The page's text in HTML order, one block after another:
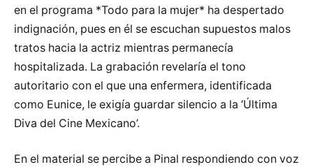
en el programa *Todo para la mujer* ha despertado
indignación, pues en él se escuchan supuestos malos
tratos hacia la actriz mientras permanecía
hospitalizada. La grabación revelaría el tono
autoritario con el que una enfermera, identificada
como Eunice, le exigía guardar silencio a la ‘Última
Diva del Cine Mexicano’.
En el material se percibe a Pinal respondiendo con voz